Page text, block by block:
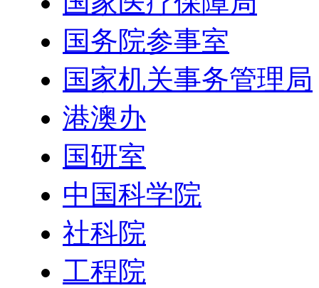
国务院参事室
国家机关事务管理局
港澳办
国研室
中国科学院
社科院
工程院